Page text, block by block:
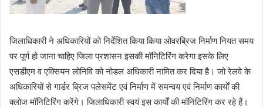
जिलाधिकारी ने अधिकारियों को निर्देशित किया किया ओवरब्रिज निर्माण नियत समय
पर पूर्ण हो जाना चाहिए जिला प्रशासन इसकी मॉनिटिरिंग करेगा इसके लिए
एसडीएम व एक्सियन लोनिवि को नोडल अधिकारी नामित कर दिया है। जो रेलवे के
अधिकारियों से गार्डर ब्रिज पलेसमेंट एवं निर्माण में समन्वय एवं निर्माण कार्यों की
क्लोज मॉनिटिरिंग करेंगे। जिलाधिकारी स्वयं इस कार्यों की मॉनिटिरिंग कर रहे हैं।